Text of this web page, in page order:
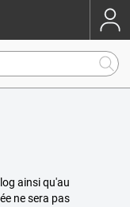
ainsi qu'au
ne sera pas